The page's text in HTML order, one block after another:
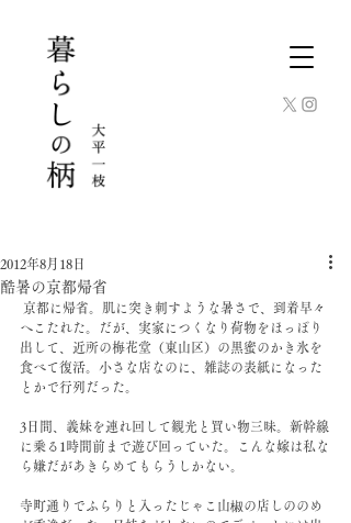
酷暑の京都帰省
2012年8月18日
京都に帰省。肌に突き刺すような暑さで、到着早々
へこたれた。だが、実家につくなり荷物をほっぽり
出して、近所の梅花堂（東山区）の黒蜜のかき氷を
食べて復活。小さな店なのに、雑誌の表紙になった
とかで行列だった。
3日間、義妹を連れ回して観光と買い物三昧。新幹線
に乗る1時間前まで遊び回っていた。こんな嫁は私な
ら嫌だがあきらめてもらうしかない。
寺町通りでふらりと入ったじゃこ山椒の店しののめ